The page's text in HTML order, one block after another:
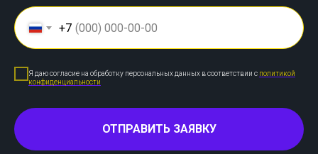
+7
Я даю согласие на обработку персональных данных в соответствии с политикой
конфиденциальности
ОТПРАВИТЬ ЗАЯВКУ